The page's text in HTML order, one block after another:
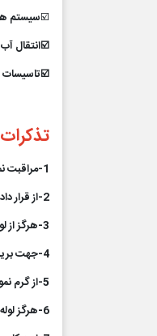
☑️سیستم
☑️انتقال آب
تذکرات
1-مراقبت نمایید که لوله ها دچار ضربه،شکستگی و بدحالت نگردد
2-از قرار دادن لوله ها به مدت طولانی در برابر اشعه خورشید جدا خودداری کنید
3-هرگز از لوله و اتصالات دارای ترک استفاده ننمایید
4-جهت بریدن لوله ها از قیچی برش لوله استفاده نموده و آنرا به صورت کاملا عمودی ببرید
5-از گرم نمودن لوله ها جهت خم کاری در مقابل شعله مستقیم پرهیز گردد ولی برای این امر می توان از دمنده های هوای گرم استفاده نمود
6-هرگز لوله های با سطوح کثیف،آلوده و چرب برای جوشکاری استفاده نشود